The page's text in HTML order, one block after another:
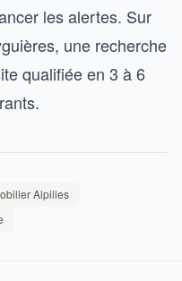
les alertes. Sur
une recherche
qualifiée en 3 à 6
Alpilles